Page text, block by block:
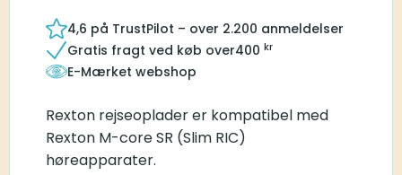
4,6 på TrustPilot – over 2.200 anmeldelser
Gratis fragt ved køb over400 kr
E-Mærket webshop
Rexton rejseoplader er kompatibel med
Rexton M-core SR (Slim RIC)
høreapparater.